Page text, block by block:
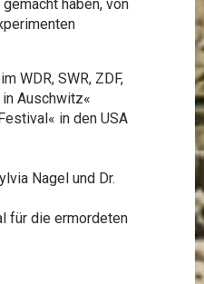
haben, von
WDR, SWR, ZDF,
Auschwitz«
in den USA
Nagel und Dr.
für die ermordeten